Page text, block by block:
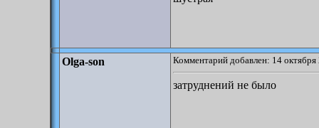
Olga-son Комментарий добавлен: 14
затруднений не было